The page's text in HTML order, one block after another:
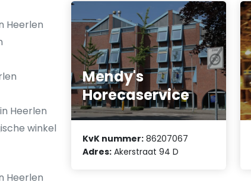
Heerlen
Heerlen
winkel
Heerlen
Mendy's
Horecaservice
KvK nummer: 86207067
Adres: Akerstraat 94 D